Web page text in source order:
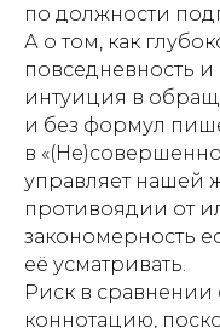
по должности
А о том, как
повседневность
интуиция в
и без формул
в
управляет нашей
противоядии от
закономерность
её усматривать.
Риск в
коннотацию,